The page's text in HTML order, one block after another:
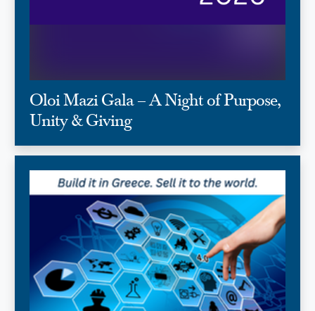
Oloi Mazi Gala – A Night of Purpose,
Unity & Giving